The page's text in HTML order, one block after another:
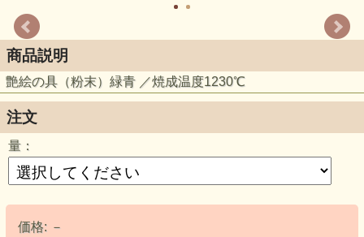
商品説明
艶絵の具（粉末）緑青 ／焼成温度1230℃
注文
量：
価格:－